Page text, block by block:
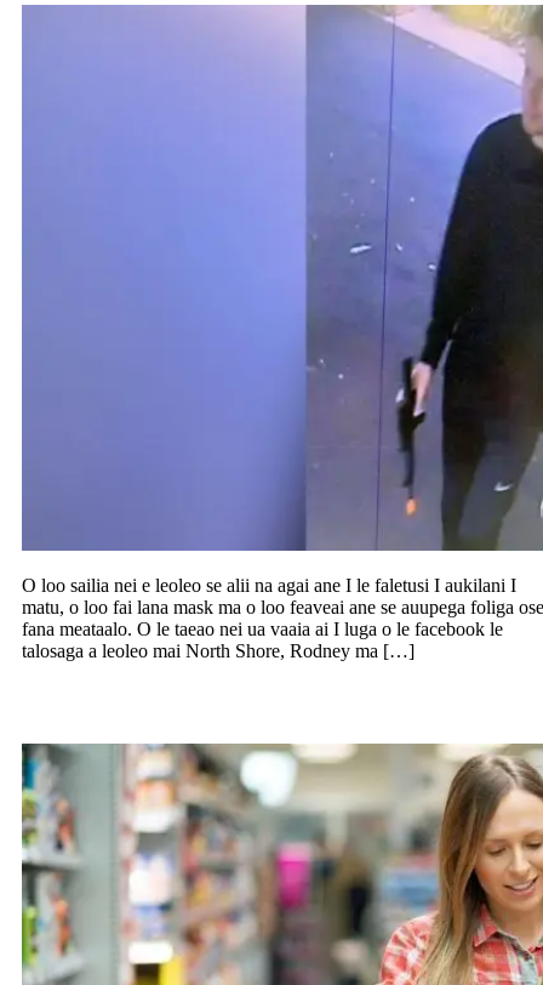
O loo sailia nei e leoleo se alii na agai ane I le faletusi I aukilani I
matu, o loo fai lana mask ma o loo feaveai ane se auupega foliga ose
fana meataalo. O le taeao nei ua vaaia ai I luga o le facebook le
talosaga a leoleo mai North Shore, Rodney ma […]